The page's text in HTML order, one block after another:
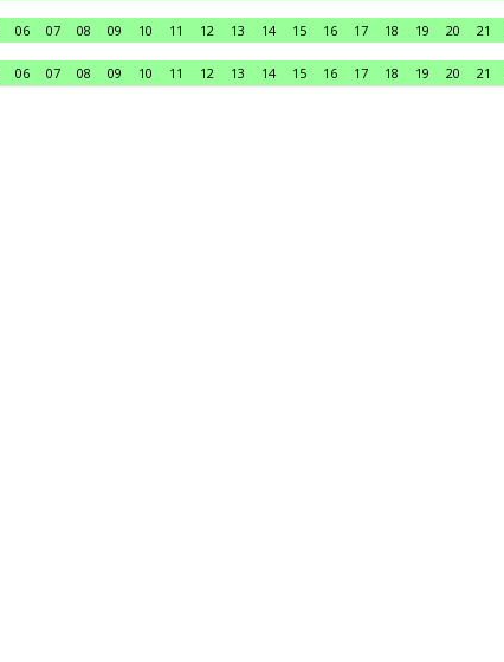
06 07 08 09 10 11 12 13 14 15 16 17 18 19 20 21
06 07 08 09 10 11 12 13 14 15 16 17 18 19 20 21